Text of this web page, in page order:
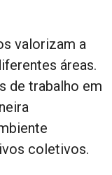
valorizam a
áreas.
de trabalho em
coletivos.